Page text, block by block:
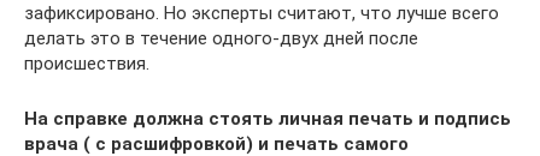
зафиксировано. Но эксперты считают, что лучше всего
делать это в течение одного-двух дней после
происшествия.
На справке должна стоять личная печать и подпись
врача ( с расшифровкой) и печать самого